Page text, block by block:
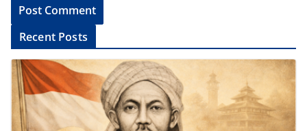
l
Recent Posts